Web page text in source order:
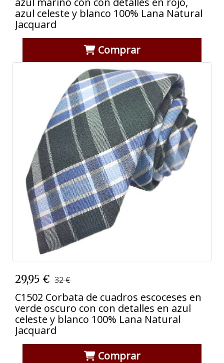
azul celeste y blanco 100% Lana Natural
Jacquard
Comprar
29,95 € 32 €
C1502 Corbata de cuadros escoceses en
verde oscuro con con detalles en azul
celeste y blanco 100% Lana Natural
Jacquard
Comprar